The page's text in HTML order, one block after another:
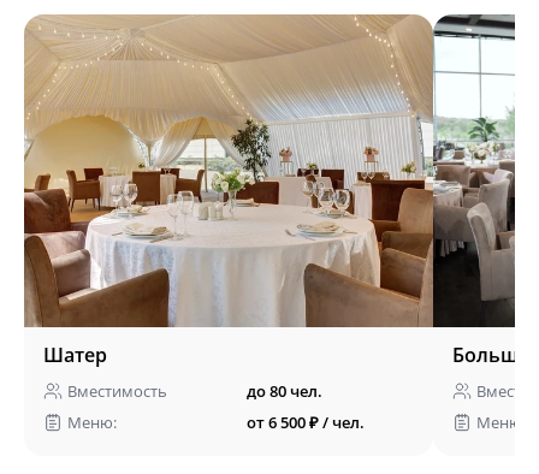
Шатер
Вместимость
до 80 чел.
Меню:
от 6 500 ₽ / чел.
Меню: